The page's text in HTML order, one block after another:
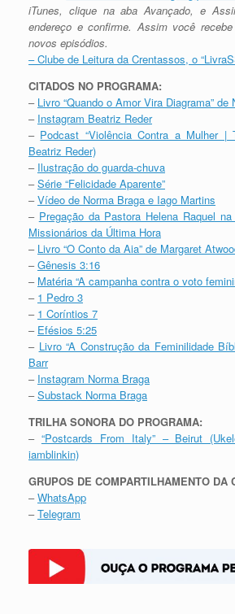
iTunes, clique na aba Avançado, e
endereço e confirme. Assim você
novos episódios.
– Clube de Leitura da Crentassos, o
CITADOS NO PROGRAMA:
– Livro “Quando o Amor Vira Diagrama” de
– Instagram Beatriz Reder
– Podcast “Violência Contra a Mulher |
Beatriz Reder)
– Ilustração do guarda-chuva
–Série “Felicidade Aparente”
–Vídeo de Norma Braga e Iago Martins
– Pregação da Pastora Helena Raquel
Missionários da Última Hora
– Livro “O Conto da Aia” de Margaret
–Gênesis 3:16
– Matéria “A campanha contra o voto
– 1 Pedro 3
– 1 Coríntios 7
– Efésios 5:25
– Livro “A Construção da Feminilidade
Barr
– Instagram Norma Braga
–Substack Norma Braga
TRILHA SONORA DO PROGRAMA:
– “Postcards From Italy” – Beirut
iamblinkin)
GRUPOS DE COMPARTILHAMENTO DA
–WhatsApp
–Telegram